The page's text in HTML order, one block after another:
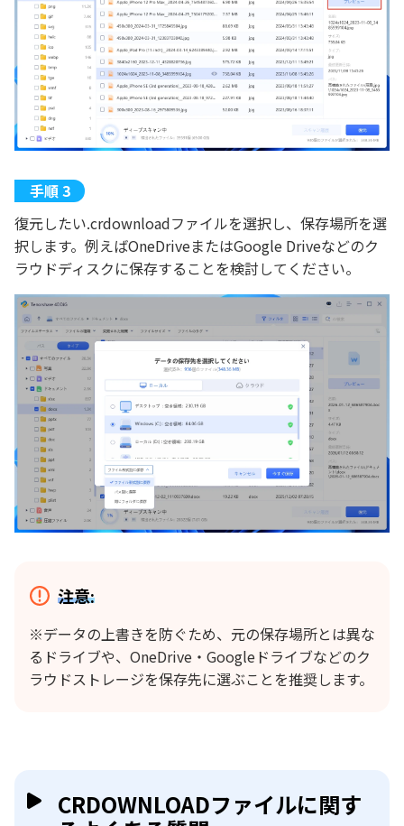
復元したい.crdownloadファイルを選択し、保存場所を選
択します。例えばOneDriveまたはGoogle Driveなどのク
ラウドディスクに保存することを検討してください。
注意:
※データの上書きを防ぐため、元の保存場所とは異な
るドライブや、OneDrive・Googleドライブなどのク
ラウドストレージを保存先に選ぶことを推奨します。
CRDOWNLOADファイルに関す